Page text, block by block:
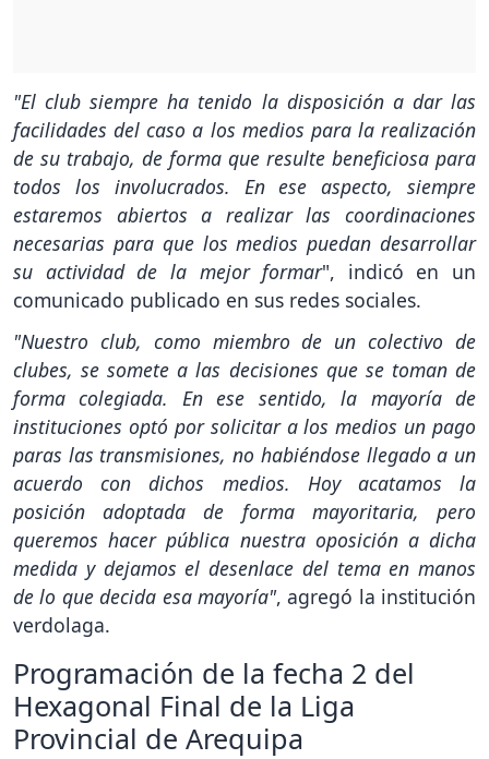
"El club siempre ha tenido la disposición a dar las
facilidades del caso a los medios para la realización
de su trabajo, de forma que resulte beneficiosa para
todos los involucrados. En ese aspecto, siempre
estaremos abiertos a realizar las coordinaciones
necesarias para que los medios puedan desarrollar
su actividad de la mejor formar", indicó en un
comunicado publicado en sus redes sociales.
"Nuestro club, como miembro de un colectivo de
clubes, se somete a las decisiones que se toman de
forma colegiada. En ese sentido, la mayoría de
instituciones optó por solicitar a los medios un pago
paras las transmisiones, no habiéndose llegado a un
acuerdo con dichos medios. Hoy acatamos la
posición adoptada de forma mayoritaria, pero
queremos hacer pública nuestra oposición a dicha
medida y dejamos el desenlace del tema en manos
de lo que decida esa mayoría", agregó la institución
verdolaga.
Programación de la fecha 2 del
Hexagonal Final de la Liga
Provincial de Arequipa